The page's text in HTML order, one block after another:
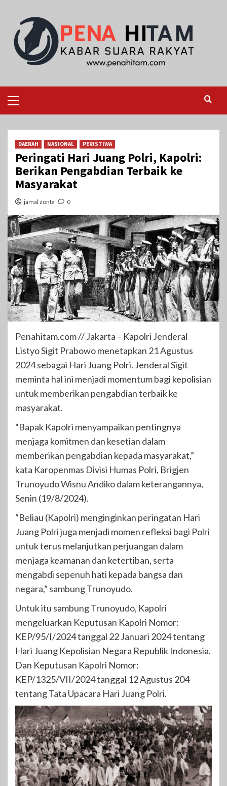
content
Menu
DAERAH NASIONAL PERISTIWA
Peringati Hari Juang Polri, Kapolri:
Berikan Pengabdian Terbaik ke
Masyarakat
jamal zonta 0
Penahitam.com // Jakarta – Kapolri Jenderal
Listyo Sigit Prabowo menetapkan 21 Agustus
2024 sebagai Hari Juang Polri. Jenderal Sigit
meminta hal ini menjadi momentum bagi kepolisian
untuk memberikan pengabdian terbaik ke
masyarakat.
“Bapak Kapolri menyampaikan pentingnya
menjaga komitmen dan kesetian dalam
memberikan pengabdian kepada masyarakat,”
kata Karopenmas Divisi Humas Polri, Brigjen
Trunoyudo Wisnu Andiko dalam keterangannya,
Senin (19/8/2024).
“Beliau (Kapolri) menginginkan peringatan Hari
Juang Polri juga menjadi momen refleksi bagi Polri
untuk terus melanjutkan perjuangan dalam
menjaga keamanan dan ketertiban, serta
mengabdi sepenuh hati kepada bangsa dan
negara,” sambung Trunoyudo.
Untuk itu sambung Trunoyudo, Kapolri
mengeluarkan Keputusan Kapolri Nomor:
KEP/95/I/2024 tanggal 22 Januari 2024 tentang
Hari Juang Kepolisian Negara Republik Indonesia.
Dan Keputusan Kapolri Nomor:
KEP/1325/VII/2024 tanggal 12 Agustus 204
tentang Tata Upacara Hari Juang Polri.